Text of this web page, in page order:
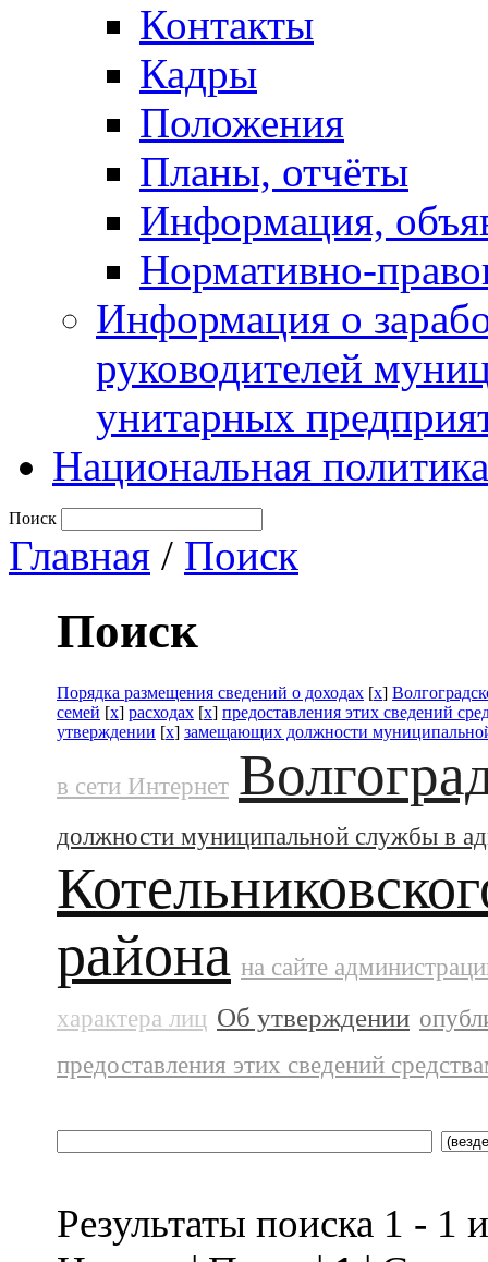
Контакты
Кадры
Положения
Планы, отчёты
Информация,
Нормативно-
Информация о
руководителей
унитарных
Национальная политика
Поиск
Главная / Поиск
Поиск
Порядка размещения сведений о доходах [x]
семей [x] расходах [x] предоставления этих сведений
утверждении [x] замещающих должности
в сети Интернет
должности муниципальной службы в
района на сайте
характера лиц Об утверждении
предоставления этих сведений
Результаты поиска 1 - 1